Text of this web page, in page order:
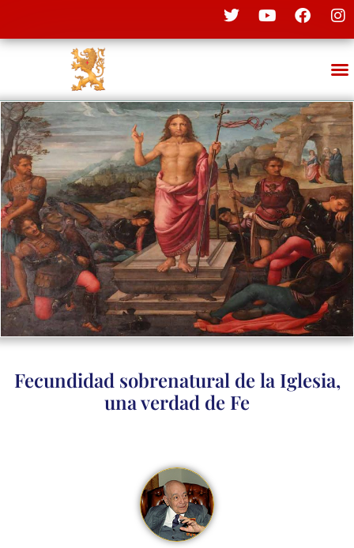
Fecundidad sobrenatural de la Iglesia,
una verdad de Fe